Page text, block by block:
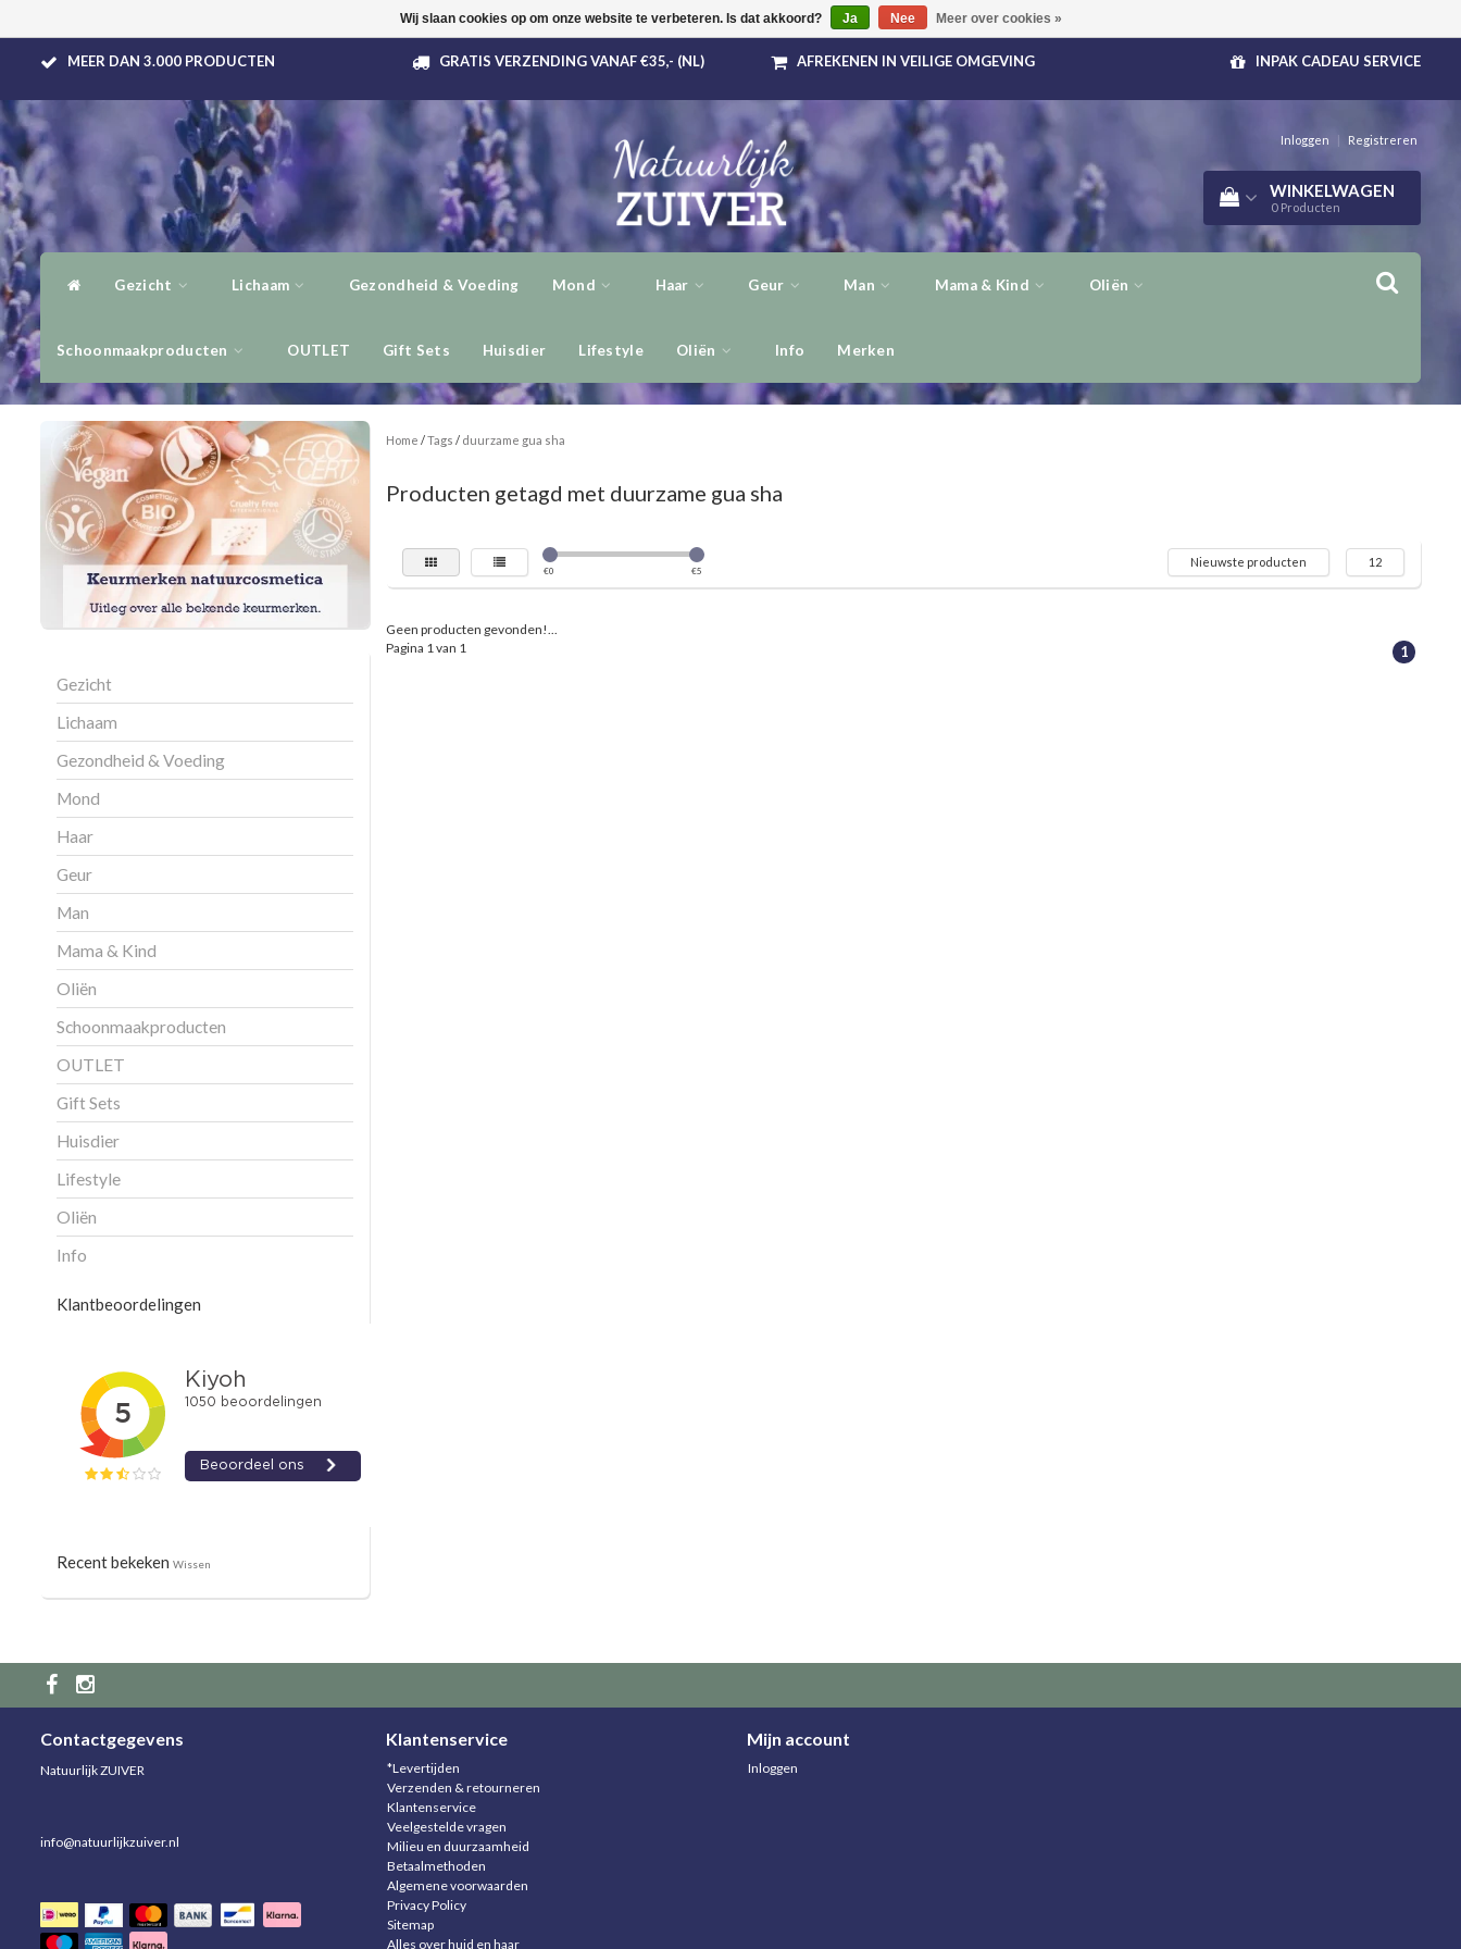
MEER DAN 3.000 PRODUCTEN GRATIS VERZENDING VANAF €35,- (NL) AFREKENEN IN VEILIGE OMGEVING INPAK CADEAU SERVICE
Inloggen | Registreren
WINKELWAGEN
0 Producten
Gezicht Lichaam Gezondheid & Voeding Mond Haar Geur Man Mama & Kind Oliën
Schoonmaakproducten OUTLET Gift Sets Huisdier Lifestyle Oliën Info Merken
Gezicht
Lichaam
Gezondheid & Voeding
Mond
Haar
Geur
Man
Mama & Kind
Oliën
Schoonmaakproducten
OUTLET
Gift Sets
Huisdier
Lifestyle
Oliën
Info
Klantbeoordelingen
Recent bekeken Wissen
Home /Tags / duurzame gua sha
Producten getagd met duurzame gua sha
€0 €5
Nieuwste producten 12
Geen producten gevonden!...
Pagina 1 van 1
1
Contactgegevens
Natuurlijk ZUIVER
info@natuurlijkzuiver.nl
Klantenservice
*Levertijden
Verzenden & retourneren
Klantenservice
Veelgestelde vragen
Milieu en duurzaamheid
Betaalmethoden
Algemene voorwaarden
Privacy Policy
Sitemap
Alles over huid en haar
Mijn account
Inloggen
Wij slaan cookies op om onze website te verbeteren. Is dat akkoord? Ja Nee Meer over cookies »